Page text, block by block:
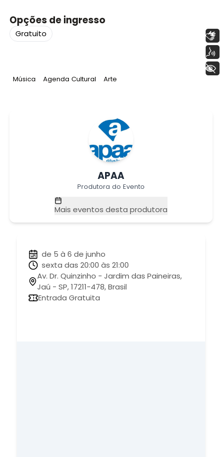
Opções de ingresso
Gratuito
Tag:
Música Tag:
Agenda Cultural Tag:
Arte
APAA
Produtora do Evento
Mais eventos desta produtora
de 5 à 6 de junho
sexta das 20:00 às 21:00
Av. Dr. Quinzinho - Jardim das Paineiras,
Jaú - SP, 17211-478, Brasil
Entrada Gratuita